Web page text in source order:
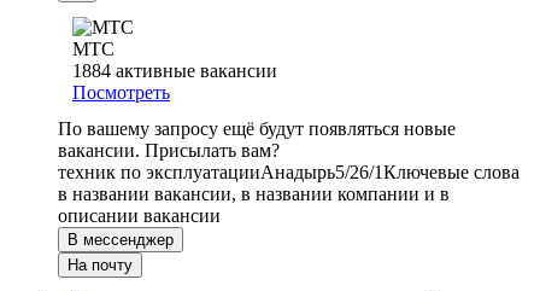
МТС
1884 активные вакансии
Посмотреть
По вашему запросу ещё будут появляться новые
вакансии. Присылать вам?
техник по эксплуатацииАнадырь5/26/1Ключевые слова
в названии вакансии, в названии компании и в
описании вакансии
В мессенджер
На почту